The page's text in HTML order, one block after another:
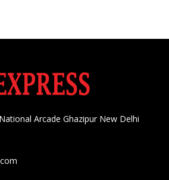
Arcade Ghazipur New Delhi